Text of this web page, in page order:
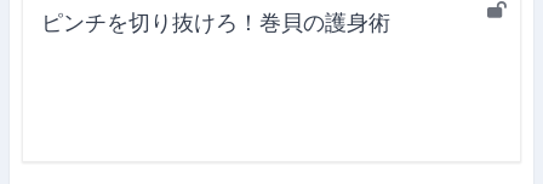
ピンチを切り抜けろ！巻貝の護身術